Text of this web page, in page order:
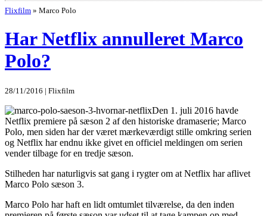
Flixfilm » Marco Polo
Har Netflix annulleret Marco
Polo?
28/11/2016 | Flixfilm
Den 1. juli 2016 havde
Netflix premiere på sæson 2 af den historiske dramaserie; Marco
Polo, men siden har der været mærkeværdigt stille omkring serien
og Netflix har endnu ikke givet en officiel meldingen om serien
vender tilbage for en tredje sæson.
Stilheden har naturligvis sat gang i rygter om at Netflix har aflivet
Marco Polo sæson 3.
Marco Polo har haft en lidt omtumlet tilværelse, da den inden